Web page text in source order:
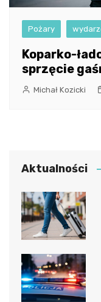
Pożary
Koparko-
sprzęcie
Michał Kozicki
Aktualności